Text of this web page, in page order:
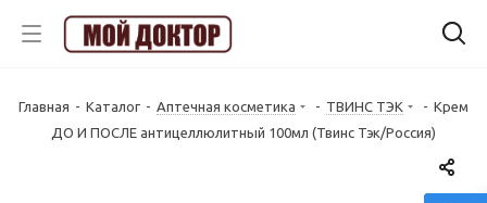
Главная - Каталог - Аптечная косметика - ТВИНС ТЭК - Крем
ДО И ПОСЛЕ антицеллюлитный 100мл (Твинс Тэк/Россия)